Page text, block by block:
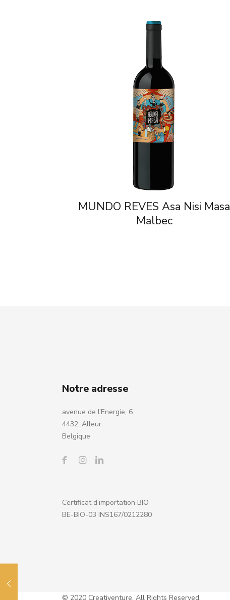
MUNDO REVES Asa Nisi Masa
Malbec
Notre adresse
avenue de l'Energie, 6
4432, Alleur
Belgique
Certificat d’importation BIO
BE-BIO-03 INS167/0212280
© 2020 Creativenture. All Rights Reserved.